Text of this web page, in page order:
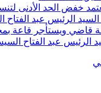
خفض الحد الأدنى لتنسيق
السيد الرئيس عبد
قاضي ويستأجر قاعة
الرئيس عبد الفتاح